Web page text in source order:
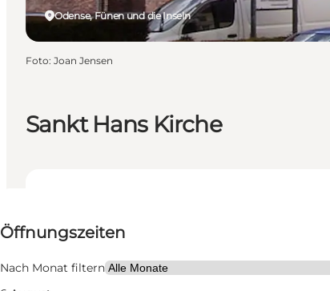
Sankt Hans Kirche
Öffnungszeiten
Nach Monat filtern
Kostenlos
Website besuchen
Odense, Fünen und die Inseln
Foto: Joan Jensen